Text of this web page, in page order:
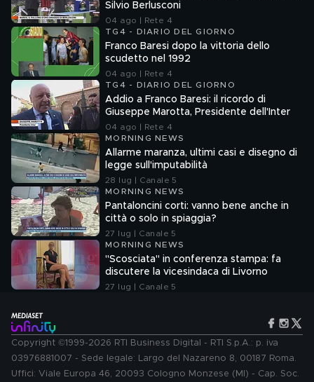
Silvio Berlusconi
04 ago | Rete 4
TG4 - DIARIO DEL GIORNO
Franco Baresi dopo la vittoria dello
scudetto nel 1992
04 ago | Rete 4
TG4 - DIARIO DEL GIORNO
Addio a Franco Baresi: il ricordo di
Giuseppe Marotta, Presidente dell'Inter
04 ago | Rete 4
MORNING NEWS
Allarme maranza, ultimi casi e disegno di
legge sull'imputabilità
28 lug | Canale 5
MORNING NEWS
Pantaloncini corti: vanno bene anche in
città o solo in spiaggia?
27 lug | Canale 5
MORNING NEWS
"Scosciata" in conferenza stampa: fa
discutere la vicesindaca di Livorno
27 lug | Canale 5
Copyright ©1999-2026 RTI Business Digital - RTI S.p.A.: p. iva
03976881007 - Sede legale: Largo del Nazareno 8, 00187 Roma.
Uffici: Viale Europa 46, 20093 Cologno Monzese (MI) - Cap. Soc.